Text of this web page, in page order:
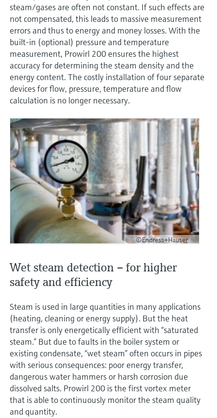
Найти, выбрать и настроить продукты,
используя параметры приложения
Получение информации о
приборе
Введите серийный номер прибора с
заводской таблички Endress+Hauser и
получите доступ к подробной информации
по этому прибору (инструкции по
продукты и данные о запчастях).
Найти запасные части по корневому
продукту, коду заказа или серийному
номеру
Level measurement with pressure
Купить всё
Memosens technology
Купить всё
Купить всё
промышленности посредством
цифровизации
Операционная эффективность
производства благодаря
прозрачности технологических
процессов на уровне принятия
steam/gases are often not constant. If such effects are
not compensated, this leads to massive measurement
errors and thus to energy and money losses. With the
built-in (optional) pressure and temperature
measurement, Prowirl 200 ensures the highest
accuracy for determining the steam density and the
energy content. The costly installation of four separate
devices for flow, pressure, temperature and flow
calculation is no longer necessary.
©Endress+Hauser
Wet steam detection – for higher
safety and efficiency
Steam is used in large quantities in many applications
(heating, cleaning or energy supply). But the heat
transfer is only energetically efficient with “saturated
steam.” But due to faults in the boiler system or
existing condensate, “wet steam” often occurs in pipes
with serious consequences: poor energy transfer,
dangerous water hammers or harsh corrosion due
dissolved salts. Prowirl 200 is the first vortex meter
that is able to continuously monitor the steam quality
and quantity.